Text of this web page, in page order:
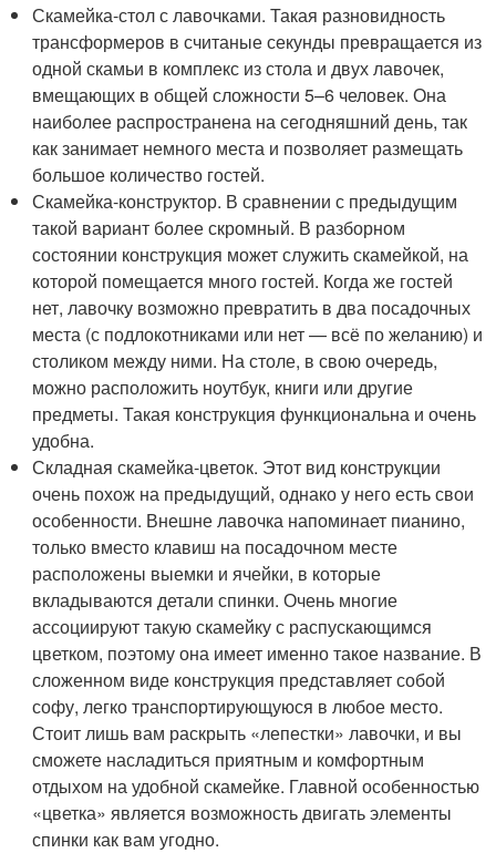
Скамейка-стол с лавочками. Такая разновидность
трансформеров в считаные секунды превращается из
одной скамьи в комплекс из стола и двух лавочек,
вмещающих в общей сложности 5–6 человек. Она
наиболее распространена на сегодняшний день, так
как занимает немного места и позволяет размещать
большое количество гостей.
Скамейка-конструктор. В сравнении с предыдущим
такой вариант более скромный. В разборном
состоянии конструкция может служить скамейкой, на
которой помещается много гостей. Когда же гостей
нет, лавочку возможно превратить в два посадочных
места (с подлокотниками или нет — всё по желанию) и
столиком между ними. На столе, в свою очередь,
можно расположить ноутбук, книги или другие
предметы. Такая конструкция функциональна и очень
удобна.
Складная скамейка-цветок. Этот вид конструкции
очень похож на предыдущий, однако у него есть свои
особенности. Внешне лавочка напоминает пианино,
только вместо клавиш на посадочном месте
расположены выемки и ячейки, в которые
вкладываются детали спинки. Очень многие
ассоциируют такую скамейку с распускающимся
цветком, поэтому она имеет именно такое название. В
сложенном виде конструкция представляет собой
софу, легко транспортирующуюся в любое место.
Стоит лишь вам раскрыть «лепестки» лавочки, и вы
сможете насладиться приятным и комфортным
отдыхом на удобной скамейке. Главной особенностью
«цветка» является возможность двигать элементы
спинки как вам угодно.